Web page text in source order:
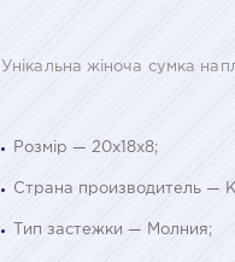
Унікальна жіноча сумка
Розмір — 20х18х8;
Страна производитель —
Тип застежки — Молния;